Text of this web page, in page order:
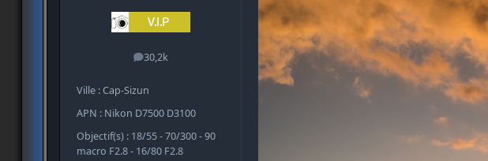
30,2k
messages
Ville : Cap-Sizun
APN : Nikon D7500 D3100
Objectif(s) : 18/55 - 70/300 - 90
macro F2.8 - 16/80 F2.8